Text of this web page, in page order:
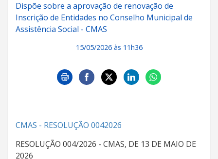
Dispõe sobre a aprovação de renovação de
Inscrição de Entidades no Conselho Municipal de
Assistência Social - CMAS
15/05/2026 às 11h36
CMAS - RESOLUÇÃO 0042026
RESOLUÇÃO 004/2026 - CMAS, DE 13 DE MAIO DE
2026